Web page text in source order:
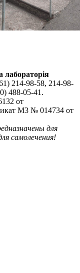
лабораторія
214-98-58, 214-98-
488-05-41.
от
М3 № 014734 от
для
самолечения!